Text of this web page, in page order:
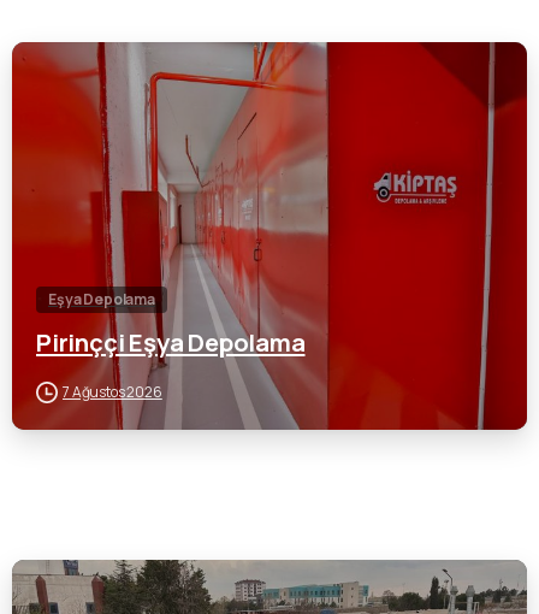
Eşya Depolama
Pirinççi Eşya Depolama
7 Ağustos 2026
0